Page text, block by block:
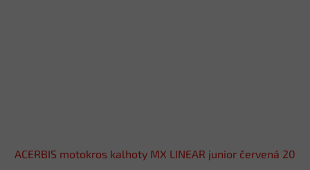
ACERBIS motokros kalhoty MX LINEAR junior červená 20